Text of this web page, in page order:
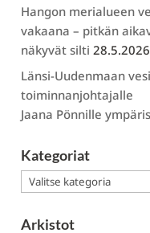
Hangon merialueen
vakaana – pitkän
näkyvät silti 28.5.2026
Länsi-Uudenmaan
toiminnanjohtajalle
Jaana Pönnille
Kategoriat
Kategoriat
Arkistot